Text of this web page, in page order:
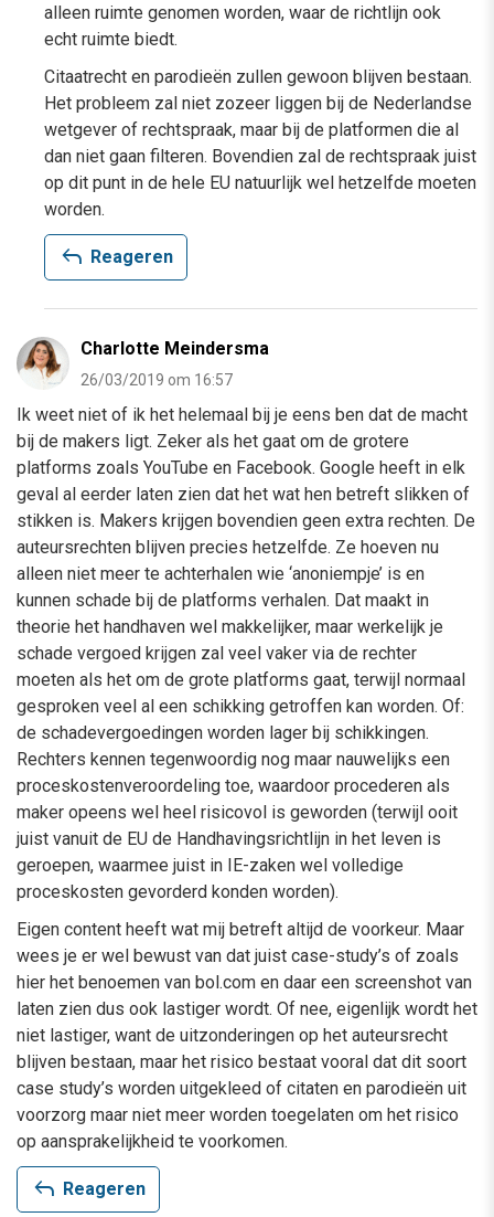
alleen ruimte genomen worden, waar de richtlijn ook
echt ruimte biedt.
Citaatrecht en parodieën zullen gewoon blijven bestaan.
Het probleem zal niet zozeer liggen bij de Nederlandse
wetgever of rechtspraak, maar bij de platformen die al
dan niet gaan filteren. Bovendien zal de rechtspraak juist
op dit punt in de hele EU natuurlijk wel hetzelfde moeten
worden.
reply Reageren
Charlotte Meindersma
26/03/2019 om 16:57
Ik weet niet of ik het helemaal bij je eens ben dat de macht
bij de makers ligt. Zeker als het gaat om de grotere
platforms zoals YouTube en Facebook. Google heeft in elk
geval al eerder laten zien dat het wat hen betreft slikken of
stikken is. Makers krijgen bovendien geen extra rechten. De
auteursrechten blijven precies hetzelfde. Ze hoeven nu
alleen niet meer te achterhalen wie ‘anoniempje’ is en
kunnen schade bij de platforms verhalen. Dat maakt in
theorie het handhaven wel makkelijker, maar werkelijk je
schade vergoed krijgen zal veel vaker via de rechter
moeten als het om de grote platforms gaat, terwijl normaal
gesproken veel al een schikking getroffen kan worden. Of:
de schadevergoedingen worden lager bij schikkingen.
Rechters kennen tegenwoordig nog maar nauwelijks een
proceskostenveroordeling toe, waardoor procederen als
maker opeens wel heel risicovol is geworden (terwijl ooit
juist vanuit de EU de Handhavingsrichtlijn in het leven is
geroepen, waarmee juist in IE-zaken wel volledige
proceskosten gevorderd konden worden).
Eigen content heeft wat mij betreft altijd de voorkeur. Maar
wees je er wel bewust van dat juist case-study’s of zoals
hier het benoemen van bol.com en daar een screenshot van
laten zien dus ook lastiger wordt. Of nee, eigenlijk wordt het
niet lastiger, want de uitzonderingen op het auteursrecht
blijven bestaan, maar het risico bestaat vooral dat dit soort
case study’s worden uitgekleed of citaten en parodieën uit
voorzorg maar niet meer worden toegelaten om het risico
op aansprakelijkheid te voorkomen.
reply Reageren